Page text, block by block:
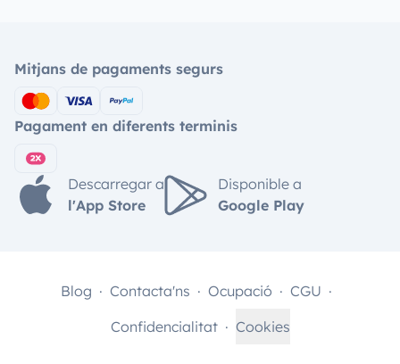
Mitjans de pagaments segurs
Pagament en diferents terminis
Descarregar a
l'App Store
Disponible a
Google Play
Blog Contacta'ns Ocupació
CGU
Confidencialitat
Cookies